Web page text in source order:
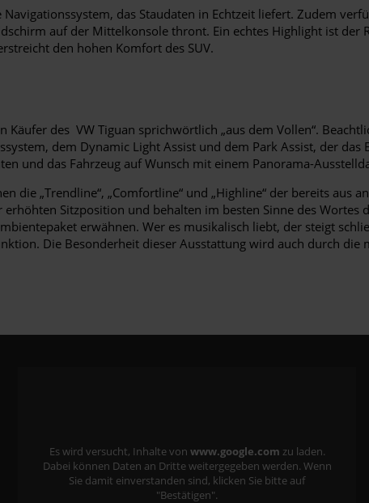
das Staudaten in Echtzeit liefert. Zudem
auf der Mittelkonsole thront. Ein echtes Highlight ist der
den hohen Komfort des SUV.
des VW Tiguan sprichwörtlich „aus dem Vollen“.
dem Dynamic Light Assist und dem Park Assist, der
und das Fahrzeug auf Wunsch mit einem Panorama-
die „Trendline“, „Comfortline“ und „Highline“ der bereits aus
Sitzposition und behalten im besten Sinne des Wortes
erwähnen. Wer es musikalisch liebt, der steigt
Die Besonderheit dieser Ausstattung wird auch durch die
Es wird versucht, Inhalte von www.google.com zu laden.
Dabei können Daten an Dritte weitergegeben werden. Wenn
Sie damit einverstanden sind, klicken Sie bitte auf
"Bestätigen".